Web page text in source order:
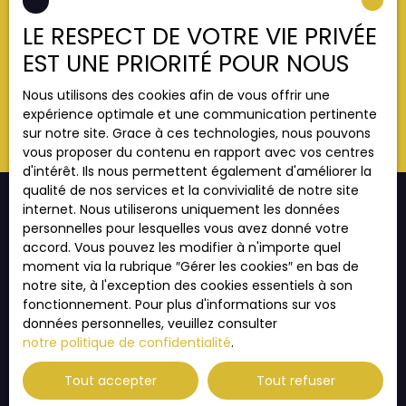
environnement paisible et verdoyant. Contactez-
nous dès aujourd'hui pour en savoir plus sur ce
terrain exceptionnel et commencez à réaliser vos
rêves de construction.
politique de confidentialité.
JE RECHERCHE UN BIEN
Vente appartement Strasbourg (67000)
Vente appartement Strasbourg (67200)
Vente appartement Illkirch-Graffenstaden (67400)
Vente appartement Thann (68800)
LE RESPECT DE VOTRE VIE PRIVÉE
EST UNE PRIORITÉ POUR NOUS
Nous utilisons des cookies afin de vous offrir une
expérience optimale et une communication pertinente
sur notre site. Grace à ces technologies, nous pouvons
vous proposer du contenu en rapport avec vos centres
d'intérêt. Ils nous permettent également d'améliorer la
qualité de nos services et la convivialité de notre site
internet. Nous utiliserons uniquement les données
personnelles pour lesquelles vous avez donné votre
accord. Vous pouvez les modifier à n'importe quel
moment via la rubrique ″Gérer les cookies″ en bas de
notre site, à l'exception des cookies essentiels à son
fonctionnement. Pour plus d'informations sur vos
données personnelles, veuillez consulter
notre politique de confidentialité.
Tout accepter Tout refuser